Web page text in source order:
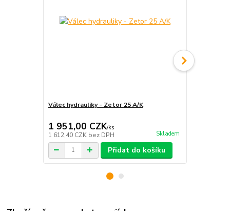
Válec hydrauliky - Zetor 25 A/K
1 951,00 CZK/ks
1 612,40 CZK bez DPH Skladem
Přidat do košíku